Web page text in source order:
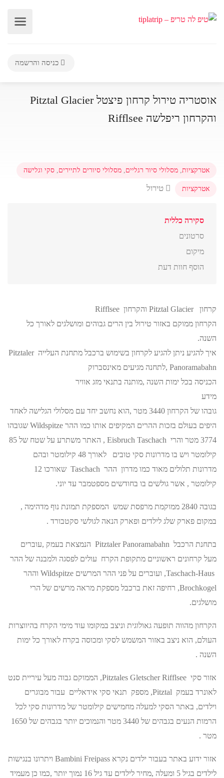
כניסה והרשמה
אוסטריה טירול קרחון פיצטל Pitztal Glacier
והקרחון ריפלשה Rifflsee
אטרקציות, מסלולי סיור רגליים, מסלולי סיורים לתיירים, סקי וגלישה
אטרקציות טירול
סקירה כללית
סרטונים
מיקום
הוסף חוות דעת
קרחון Pitztal Glacier והקרחון Rifflsee
הקרחון ממוקם באזור טירול בין הרים גבוהים ומושלגים לאורך כל
השנה.
איך להגיע ניתן להגיע לקרחון בשימוש ברכבל מתחנת העלייה Pitztaler
Panoramabahn ,לתחנה מגיעים מאינסברוק
הכניסה בכל ימות השנה ,מותנה בתנאי מזג אוויר
מידע
גובהו של הקרחון 3440 מטר ,הוא נחשב יחד עם מסלולי הגלישה לאחד
היפים בעולם בזכות ההרים המקיפים אותו כמו ההר Wildspitze שגובהו
3774 מטר והרי Eisbruch Taschach , האתר משתרע על שטח של 85
קילומטר ויש בו מדרונות סקי טובים לאורך 48 קילומטר ובהם
מדרונות תלולים מאוד כמו מדרון ההר Taschach שאורכו 12
קילומטר , אשר גולשים בו בחודשים מספטמבר עד יוני.
בגובה 2840 ממוקמת מרפסת שמש המספקת תמונת נוף מדהימה ,
במקום פארק שלג לילדים ופארק הנאה לגולשי סקטבורד .
בתחנת הרכבל Pitztaler Panoramabahn הנמצאת בעמק ,עוברים
מעל קרחונים ראשוניים מתקופת הקרח עולים לפסגה ולמבנה של ההר
Taschach-Haus, ועוברים על פני ההר המרשים Wildspitze וההר
Brochkogel, רחיפה זאת ברכבל מספקת מראה מרשים של הרי
מושלגים.
הקרחון מהווה תופעה גאולוגית וניצב במקומו עוד מימי הקרח בהיווצרות
העולם, הוא ניצב באזור המשמש לסקי ומכוסה בקרח לאורך כל ימות
השנה .
אזור סקי Pitztales Gletscher Rifflsee, הממוקם גבוה מעל עיריית סנט
לאונרד בעמק Pitztal, מספק תנאי סקי אידאליים עבור מבוגרים
וילדים, באתר הסקי למעלה מחמישים קילומטר של מדרונות סקי לכל
הרמות הנעים בגבהים של 3440 מטר והנמוכים יותר בגבהים של 1650
מטר .
אזור ידוע באתר בעבור ילדים נקרא Bambini Freipass ויתרונו בנגישות
לילדים בגיל 5 ומעלה ,מחיר לילדים עד גיל 16 נמוך יותר ,כמו כן מעמיד